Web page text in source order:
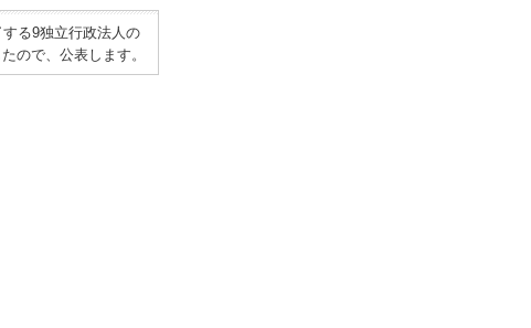
る9独立行政法人の
ので、公表します。